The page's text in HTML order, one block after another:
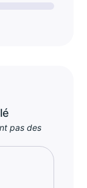
pas des